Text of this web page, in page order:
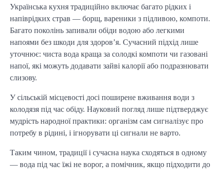
Українська кухня традиційно включає багато рідких і
напіврідких страв — борщ, вареники з підливою, компоти.
Багато поколінь запивали обіди водою або легкими
напоями без шкоди для здоров’я. Сучасний підхід лише
уточнює: чиста вода краща за солодкі компоти чи газовані
напої, які можуть додавати зайві калорії або подразнювати
слизову.
У сільській місцевості досі поширене вживання води з
колодязя під час обіду. Науковий погляд лише підтверджує
мудрість народної практики: організм сам сигналізує про
потребу в рідині, і ігнорувати ці сигнали не варто.
Таким чином, традиції і сучасна наука сходяться в одному
— вода під час їжі не ворог, а помічник, якщо підходити до